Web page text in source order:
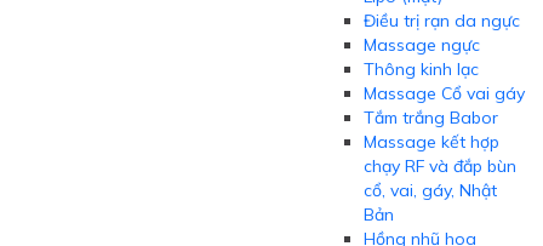
Điều trị rạn da ngực
Massage ngực
Thông kinh lạc
Massage Cổ vai gáy
Tắm trắng Babor
Massage kết hợp
chạy RF và đắp bùn
cổ, vai, gáy, Nhật
Bản
Hồng nhũ hoa